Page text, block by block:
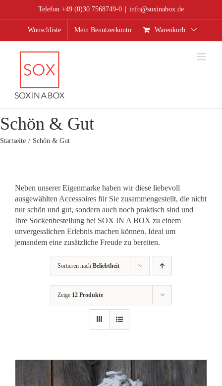
Telefon +49 (0)30 7568749-0 info@soxinabox.de
Wunschliste Mein Benutzerkonto Warenkorb
Schön & Gut
Startseite Schön & Gut
Neben unserer Eigenmarke haben wir diese liebevoll
ausgewählten Accessoires für Sie zusammengestellt, die nicht
nur schön und gut, sondern auch noch praktisch sind und
Ihre Sockenbestellung bei SOX IN A BOX zu einem
unvergesslichen Erlebnis machen können. Ideal um
jemandem eine zusätzliche Freude zu bereiten.
Sortieren nach Beliebtheit
Zeige 12 Produkte